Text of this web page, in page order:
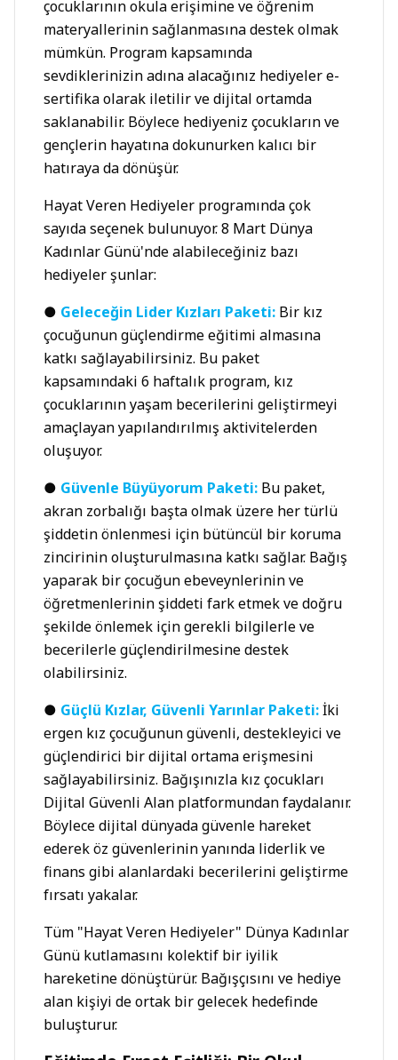
çocuklarının okula erişimine ve öğrenim
materyallerinin sağlanmasına destek olmak
mümkün. Program kapsamında
sevdiklerinizin adına alacağınız hediyeler e-
sertifika olarak iletilir ve dijital ortamda
saklanabilir. Böylece hediyeniz çocukların ve
gençlerin hayatına dokunurken kalıcı bir
hatıraya da dönüşür.
Hayat Veren Hediyeler programında çok
sayıda seçenek bulunuyor. 8 Mart Dünya
Kadınlar Günü'nde alabileceğiniz bazı
hediyeler şunlar:
● Geleceğin Lider Kızları Paketi: Bir kız
çocuğunun güçlendirme eğitimi almasına
katkı sağlayabilirsiniz. Bu paket
kapsamındaki 6 haftalık program, kız
çocuklarının yaşam becerilerini geliştirmeyi
amaçlayan yapılandırılmış aktivitelerden
oluşuyor.
● Güvenle Büyüyorum Paketi: Bu paket,
akran zorbalığı başta olmak üzere her türlü
şiddetin önlenmesi için bütüncül bir koruma
zincirinin oluşturulmasına katkı sağlar. Bağış
yaparak bir çocuğun ebeveynlerinin ve
öğretmenlerinin şiddeti fark etmek ve doğru
şekilde önlemek için gerekli bilgilerle ve
becerilerle güçlendirilmesine destek
olabilirsiniz.
● Güçlü Kızlar, Güvenli Yarınlar Paketi:İki
ergen kız çocuğunun güvenli, destekleyici ve
güçlendirici bir dijital ortama erişmesini
sağlayabilirsiniz. Bağışınızla kız çocukları
Dijital Güvenli Alan platformundan faydalanır.
Böylece dijital dünyada güvenle hareket
ederek öz güvenlerinin yanında liderlik ve
finans gibi alanlardaki becerilerini geliştirme
fırsatı yakalar.
Tüm "Hayat Veren Hediyeler" Dünya Kadınlar
Günü kutlamasını kolektif bir iyilik
hareketine dönüştürür. Bağışçısını ve hediye
alan kişiyi de ortak bir gelecek hedefinde
buluşturur.